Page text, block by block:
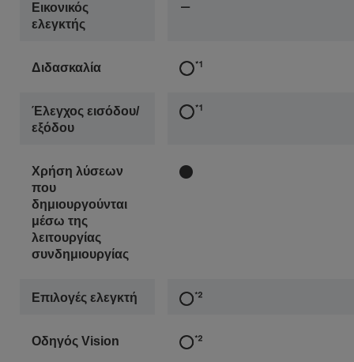
Εικονικός
ελεγκτής
Διδασκαλία
Έλεγχος εισόδου/
εξόδου
Χρήση λύσεων
που
δημιουργούνται
μέσω της
λειτουργίας
συνδημιουργίας
Επιλογές ελεγκτή
Οδηγός Vision